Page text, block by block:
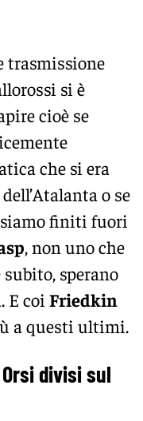
trasmissione
si è
cioè se
che si era
o se
finiti fuori
, non uno che
sperano
E coi Friedkin
a questi ultimi.
divisi sul